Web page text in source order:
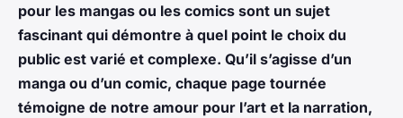
pour les mangas ou les comics sont un sujet
fascinant qui démontre à quel point le choix du
public est varié et complexe. Qu’il s’agisse d’un
manga ou d’un comic, chaque page tournée
témoigne de notre amour pour l’art et la narration,